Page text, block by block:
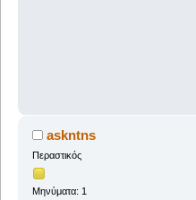
askntns
Περαστικός
Μηνύματα: 1